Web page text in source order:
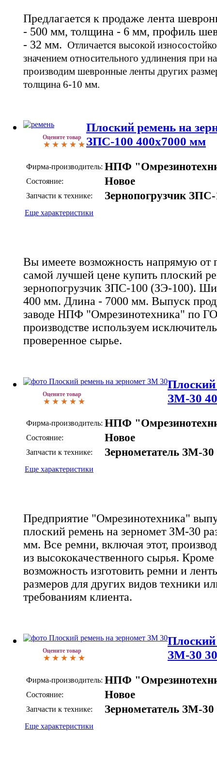
Предлагается к продаже лента
- 500 мм, толщина - 6 мм, профиль
- 32 мм. Отличается высокой
значением относительного удлинения при
производим шевронные ленты других
толщина 6-10 мм.
Оцените товар
Плоский ремень на
ЗПС-100 400х7000 мм
Фирма-производитель: НПФ
Состояние: Новое
Запчасти к технике: Зернопогрузчик
Еще характеристики
Вы имеете возможность напрямую от
самой лучшей цене купить плоский
зернопогрузчик ЗПС-100 (ЗЭ-100).
400 мм. Длина - 7000 мм. Выпуск
заводе НПФ "Омрезинотехника" по
производстве используем
проверенное сырье.
Оцените товар
Плоский
ЗМ-30
Фирма-производитель: НПФ
Состояние: Новое
Запчасти к технике: Зернометатель ЗМ-30
Еще характеристики
Предприятие "Омрезинотехника"
плоский ремень на зерномет ЗМ-30
мм. Все ремни, включая этот,
из высококачественного сырья.
возможность изготовить ремни и
размеров для других видов техники
требованиям клиента.
Оцените товар
Плоский
ЗМ-30
Фирма-производитель: НПФ
Состояние: Новое
Запчасти к технике: Зернометатель ЗМ-30
Еще характеристики